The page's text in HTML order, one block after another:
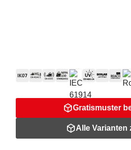
Gratismuster
Alle Varianten